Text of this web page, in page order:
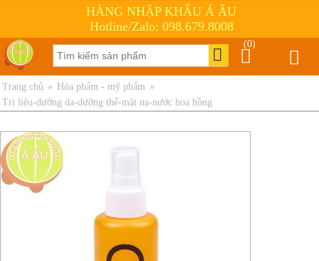
HÀNG NHẬP KHẨU Á ÂU
Hotline/Zalo: 098.679.8008
(0)
Trang chủ » Hóa phẩm - mỹ phẩm »
Trị liệu-dưỡng da-dưỡng thể-mặt nạ-nước hoa hồng